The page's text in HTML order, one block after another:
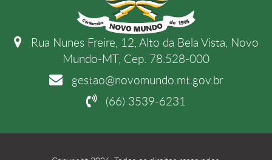
Rua Nunes Freire, 12, Alto da Bela Vista, Novo
Mundo-MT, Cep. 78.528-000
gestao@novomundo.mt.gov.br
(66) 3539-6231